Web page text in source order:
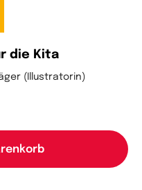
die Kita
(Illustratorin)